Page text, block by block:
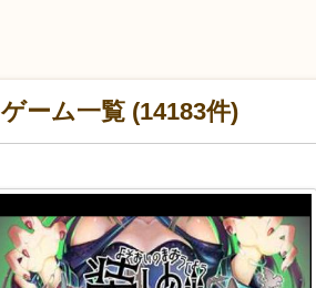
ゲーム一覧 (14183件)